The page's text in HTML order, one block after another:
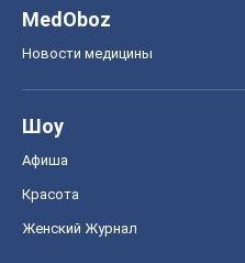
MedOboz
Новости медицины
Шоу
Афиша
Красота
Женский Журнал